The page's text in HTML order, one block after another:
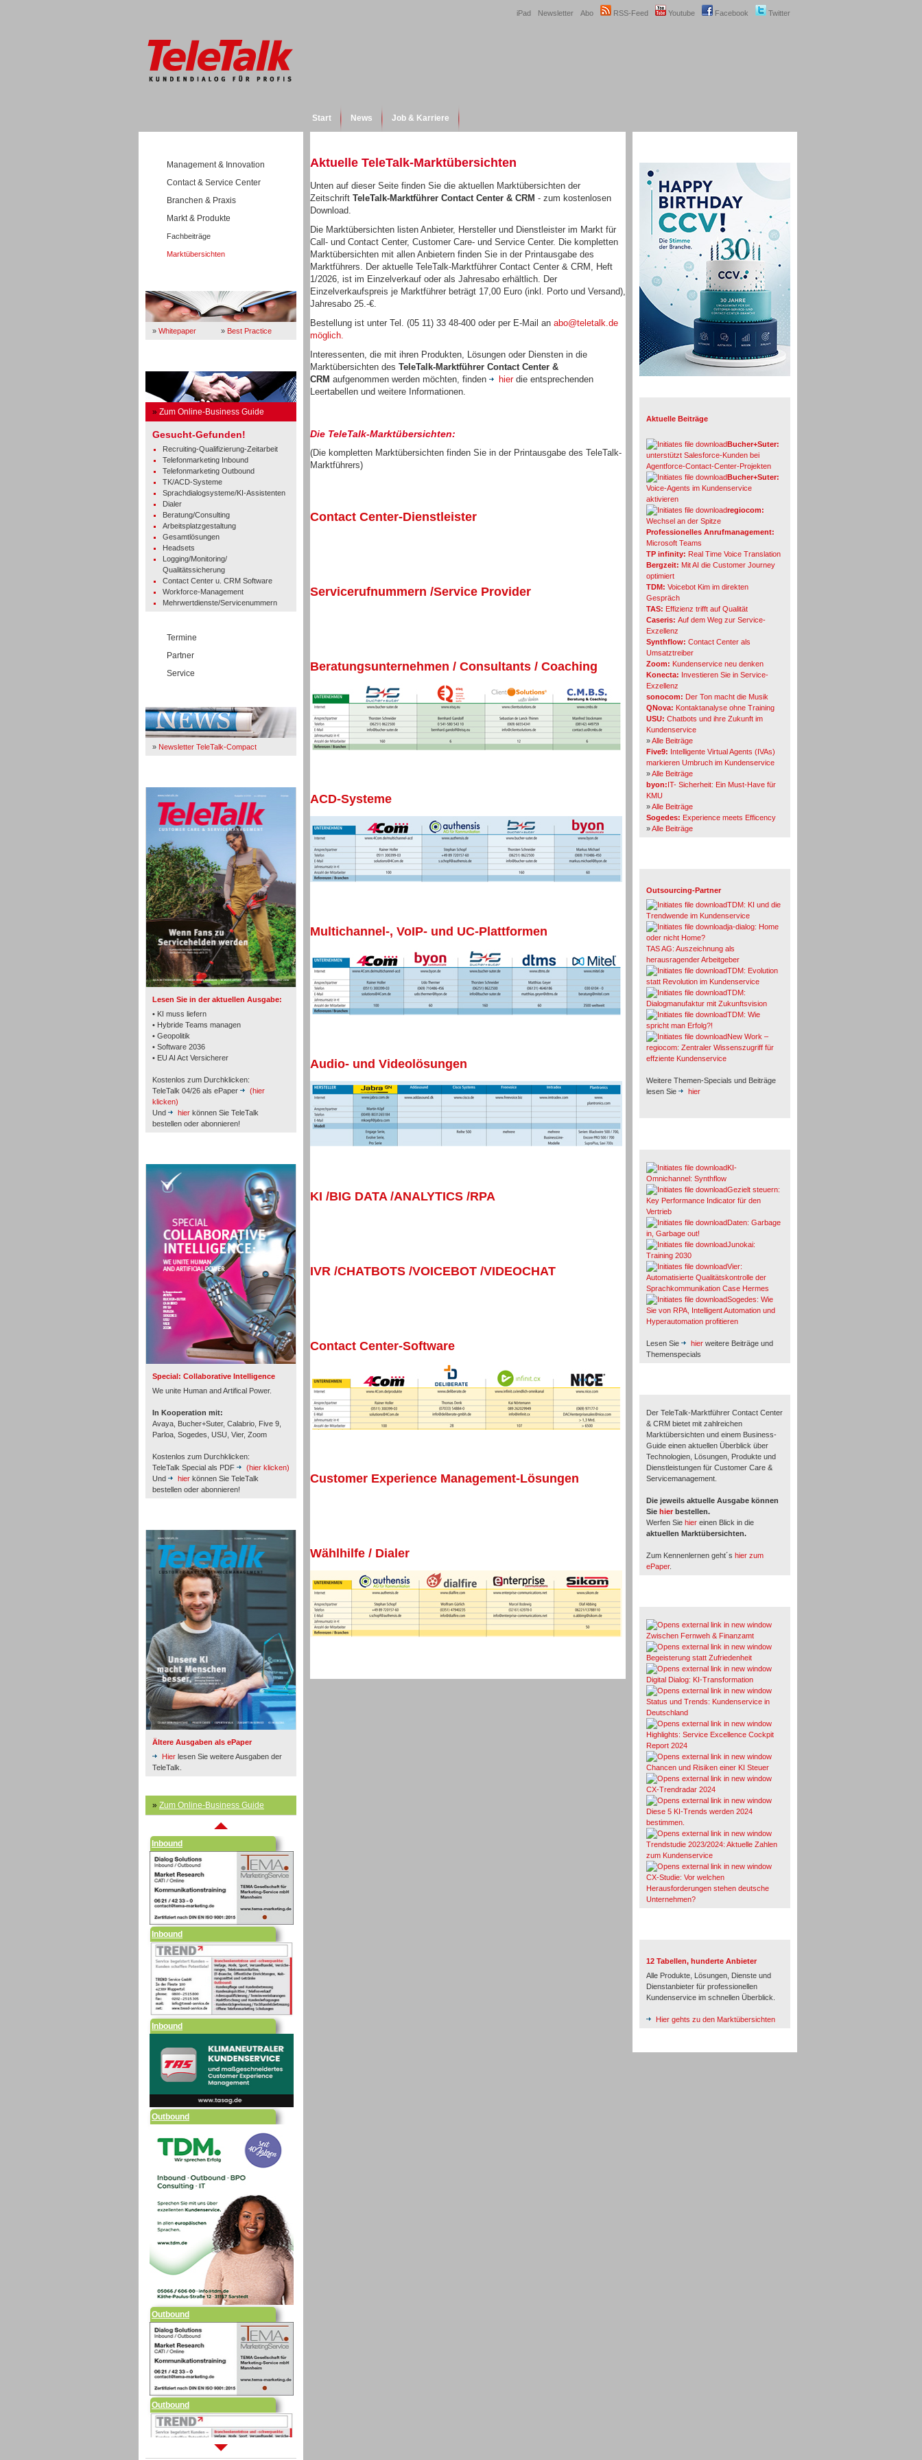
Twitter
Facebook
Youtube
RSS-Feed
Abo
Newsletter
iPad
Start News Job & Karriere
Management & Innovation
Contact & Service Center
Branchen & Praxis
Markt & Produkte
Fachbeiträge
Marktübersichten
» Whitepaper » Best Practice
» Zum Online-Business Guide
Gesucht-Gefunden!
Recruiting-Qualifizierung-Zeitarbeit
Telefonmarketing Inbound
Telefonmarketing Outbound
TK/ACD-Systeme
Sprachdialogsysteme/KI-Assistenten
Dialer
Beratung/Consulting
Arbeitsplatzgestaltung
Gesamtlösungen
Headsets
Logging/Monitoring/
Qualitätssicherung
Contact Center u. CRM Software
Workforce-Management
Mehrwertdienste/Servicenummern
Termine
Partner
Service
» Newsletter TeleTalk-Compact
Lesen Sie in der aktuellen Ausgabe:
• KI muss liefern
• Hybride Teams managen
• Geopolitik
• Software 2036
• EU AI Act Versicherer
Kostenlos zum Durchklicken:
TeleTalk 04/26 als ePaper
(hier
klicken)
Und
hier können Sie TeleTalk
bestellen oder abonnieren!
Special: Collaborative Intelligence
We unite Human and Artifical Power.
In Kooperation mit:
Avaya, Bucher+Suter, Calabrio, Five 9,
Parloa, Sogedes, USU, Vier, Zoom
Kostenlos zum Durchklicken:
TeleTalk Special als PDF
(hier klicken)
Und
hier können Sie TeleTalk
bestellen oder abonnieren!
Ältere Ausgaben als ePaper
Hier lesen Sie weitere Ausgaben der
TeleTalk.
» Zum Online-Business Guide
TK- und ACD-Systeme
Workforce-Management
Personal
Inbound
Inbound
Inbound
Inbound
Inbound
Outbound
Outbound
Aktuelle TeleTalk-Marktübersichten
Unten auf dieser Seite finden Sie die aktuellen Marktübersichten der
Zeitschrift TeleTalk-Marktführer Contact Center & CRM - zum kostenlosen
Download.
Die Marktübersichten listen Anbieter, Hersteller und Dienstleister im Markt für
Call- und Contact Center, Customer Care- und Service Center. Die kompletten
Marktübersichten mit allen Anbietern finden Sie in der Printausgabe des
Marktführers. Der aktuelle TeleTalk-Marktführer Contact Center & CRM, Heft
1/2026, ist im Einzelverkauf oder als Jahresabo erhältlich. Der
Einzelverkaufspreis je Marktführer beträgt 17,00 Euro (inkl. Porto und Versand),
Jahresabo 25.-€.
Bestellung ist unter Tel. (05 11) 33 48-400 oder per E-Mail an abo@teletalk.de
möglich.
Interessenten, die mit ihren Produkten, Lösungen oder Diensten in die
Marktübersichten des TeleTalk-Marktführer Contact Center &
CRM aufgenommen werden möchten, finden hierdie entsprechenden
Leertabellen und weitere Informationen.
Die TeleTalk-Marktübersichten:
(Die kompletten Marktübersichten finden Sie in der Printausgabe des TeleTalk-
Marktführers)
Contact Center-Dienstleister
Servicerufnummern /Service Provider
Beratungsunternehmen / Consultants / Coaching
ACD-Systeme
Multichannel-, VoIP- und UC-Plattformen
Audio- und Videolösungen
KI /BIG DATA /ANALYTICS /RPA
IVR /CHATBOTS /VOICEBOT /VIDEOCHAT
Contact Center-Software
Customer Experience Management-Lösungen
Wählhilfe / Dialer
Aktuelle Beiträge
Bucher+Suter:
unterstützt Salesforce-Kunden bei
Agentforce-Contact-Center-Projekten
Bucher+Suter:
Voice-Agents im Kundenservice
aktivieren
regiocom:
Wechsel an der Spitze
Professionelles Anrufmanagement:
Microsoft Teams
TP infinity: Real Time Voice Translation
Bergzeit: Mit AI die Customer Journey
optimiert
TDM: Voicebot Kim im direkten
Gespräch
TAS: Effizienz trifft auf Qualität
Caseris: Auf dem Weg zur Service-
Exzellenz
Synthflow: Contact Center als
Umsatztreiber
Zoom: Kundenservice neu denken
Konecta: Investieren Sie in Service-
Exzellenz
sonocom: Der Ton macht die Musik
QNova: Kontaktanalyse ohne Training
USU: Chatbots und ihre Zukunft im
Kundenservice
»Alle Beiträge
Five9: Intelligente Virtual Agents (IVAs)
markieren Umbruch im Kundenservice
»Alle Beiträge
byon:IT- Sicherheit: Ein Must-Have für
KMU
»Alle Beiträge
Sogedes: Experience meets Efficency
»Alle Beiträge
Outsourcing-Partner
TDM: KI und die
Trendwende im Kundenservice
ja-dialog: Home
oder nicht Home?
TAS AG: Auszeichnung als
herausragender Arbeitgeber
TDM: Evolution
statt Revolution im Kundenservice
TDM:
Dialogmanufaktur mit Zukunftsvision
TDM: Wie
spricht man Erfolg?!
New Work –
regiocom: Zentraler Wissenszugriff für
effziente Kundenservice
Weitere Themen-Specials und Beiträge
lesen Sie
hier
KI-
Omnichannel: Synthflow
Gezielt steuern:
Key Performance Indicator für den
Vertrieb
Daten: Garbage
in, Garbage out!
Junokai:
Training 2030
Vier:
Automatisierte Qualitätskontrolle der
Sprachkommunikation Case Hermes
Sogedes: Wie
Sie von RPA, Intelligent Automation und
Hyperautomation profitieren
Lesen Sie hier weitere Beiträge und
Themenspecials
Der TeleTalk-Marktführer Contact Center
& CRM bietet mit zahlreichen
Marktübersichten und einem Business-
Guide einen aktuellen Überblick über
Technologien, Lösungen, Produkte und
Dienstleistungen für Customer Care &
Servicemanagement.
Die jeweils aktuelle Ausgabe können
Sie hier bestellen.
Werfen Sie hier einen Blick in die
aktuellen Marktübersichten.
Zum Kennenlernen geht´s hier zum
ePaper.
Zwischen Fernweh & Finanzamt
Begeisterung statt Zufriedenheit
Digital Dialog: KI-Transformation
Status und Trends: Kundenservice in
Deutschland
Highlights: Service Excellence Cockpit
Report 2024
Chancen und Risiken einer KI Steuer
CX-Trendradar 2024
Diese 5 KI-Trends werden 2024
bestimmen.
Trendstudie 2023/2024: Aktuelle Zahlen
zum Kundenservice
CX-Studie: Vor welchen
Herausforderungen stehen deutsche
Unternehmen?
12 Tabellen, hunderte Anbieter
Alle Produkte, Lösungen, Dienste und
Dienstanbieter für professionellen
Kundenservice im schnellen Überblick.
Hier gehts zu den Marktübersichten